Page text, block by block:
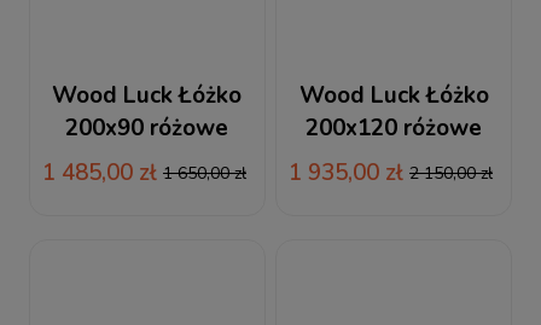
Wood Luck Łóżko
200x90 różowe
Babushka
1 485,00 zł 1 650,00 zł
Wood Luck Łóżko
200x120 różowe
Babushka
1 935,00 zł 2 150,00 zł